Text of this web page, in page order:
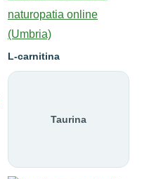
L-carnitina
Taurina